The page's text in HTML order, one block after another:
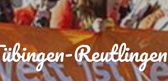
Reutlingen